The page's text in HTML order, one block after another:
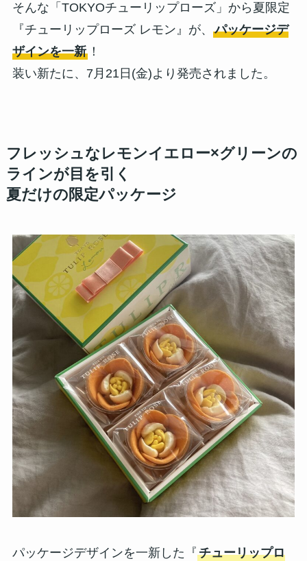
そんな「TOKYOチューリップローズ」から夏限定
『チューリップローズ レモン』が、 パッケージデ
ザインを一新！
装い新たに、7月21日(金)より発売されました。
フレッシュなレモンイエロー×グリーンの
ラインが目を引く
夏だけの限定パッケージ
パッケージデザインを一新した『チューリップロ